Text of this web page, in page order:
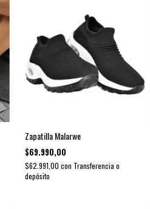
Zapatilla Malarwe
$69.990,00
$62.991,00 con Transferencia o
depósito